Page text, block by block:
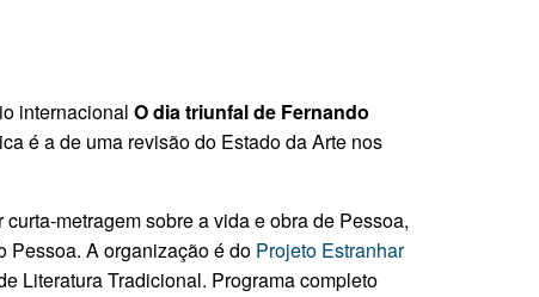
internacional O dia triunfal de Fernando
é a de uma revisão do Estado da Arte nos
metragem sobre a vida e obra de Pessoa,
Pessoa. A organização é do Projeto Estranhar
Literatura Tradicional. Programa completo